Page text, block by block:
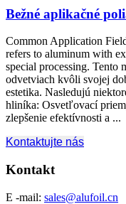
Bežné aplikačné
Common Application
refers to aluminum with
special processing. Tento
odvetviach kvôli svojej
estetika. Nasledujú
hliníka: Osvetľovací
zlepšenie efektívnosti a ...
Kontaktujte nás
Kontakt
E -mail: sales@alufoil.cn